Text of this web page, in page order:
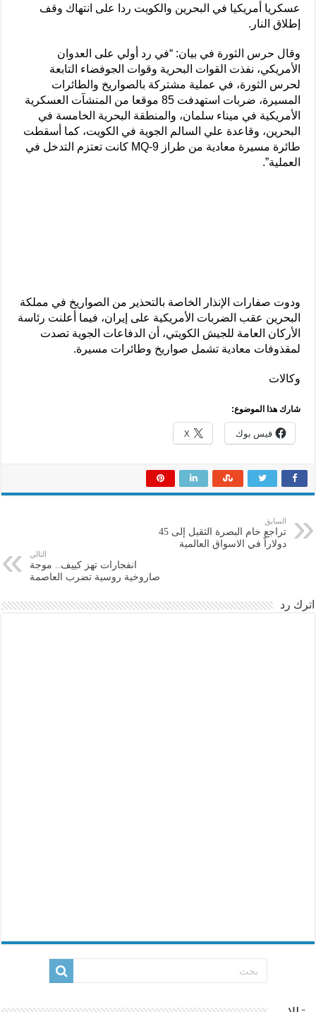
عسكريا أمريكيا في البحرين والكويت ردا على انتهاك وقف
إطلاق النار.
وقال حرس الثورة في بيان: “في رد أولي على العدوان
الأمريكي، نفذت القوات البحرية وقوات الجوفضاء التابعة
لحرس الثورة، في عملية مشتركة بالصواريخ والطائرات
المسيرة، ضربات استهدفت 85 موقعا من المنشآت العسكرية
الأمريكية في ميناء سلمان، والمنطقة البحرية الخامسة في
البحرين، وقاعدة علي السالم الجوية في الكويت، كما أسقطت
طائرة مسيرة معادية من طراز MQ-9 كانت تعتزم التدخل في
العملية”.
ودوت صفارات الإنذار الخاصة بالتحذير من الصواريخ في مملكة
البحرين عقب الضربات الأمريكية على إيران، فيما أعلنت رئاسة
الأركان العامة للجيش الكويتي، أن الدفاعات الجوية تصدت
لمقذوفات معادية تشمل صواريخ وطائرات مسيرة.
وكالات
شارك هذا الموضوع:
فيس بوك X
السابق
تراجع خام البصرة الثقيل إلى 45
دولاراً في الاسواق العالمية
التالي
انفجارات تهز كييف.. موجة
صاروخية روسية تضرب العاصمة
اترك رد